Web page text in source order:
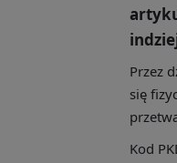
Przez
się
Kod